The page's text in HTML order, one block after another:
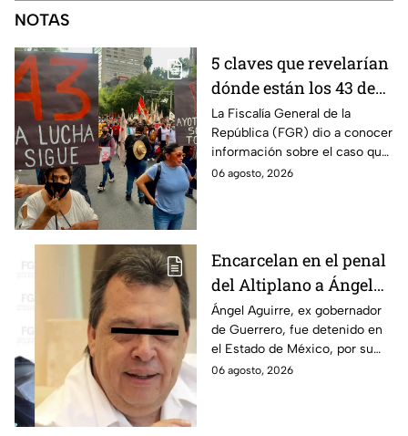
NOTAS
5 claves que revelarían
dónde están los 43 de
Ayotzinapa tras
captura de Ángel
Aguirre, ex gobernador
de Guerrero
La Fiscalía General de la
República (FGR) dio a conocer
información sobre el caso que
implicó al ex gobernador de
06 agosto, 2026
Encarcelan en el penal
del Altiplano a Ángel
Aguirre, ex gobernador
de Guerrero por caso
Ayotzinapa
Ángel Aguirre, ex gobernador
de Guerrero, fue detenido en
el Estado de México, por su
presunta participación en la
06 agosto, 2026